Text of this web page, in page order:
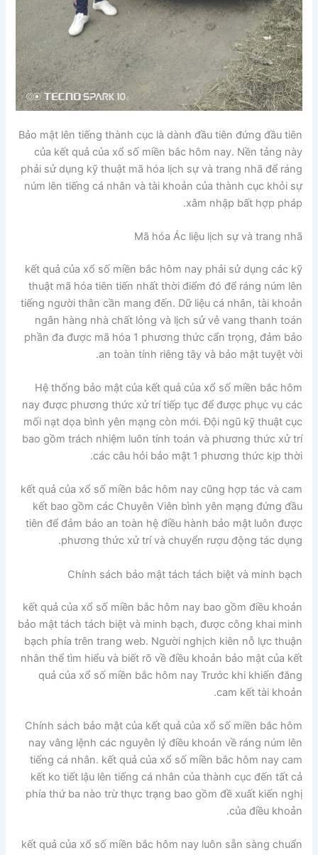
Bảo mật lên tiếng thành cục là dành đầu tiên đứng đầu tiên
của kết quả của xổ số miền bắc hôm nay. Nền tảng này
phải sử dụng kỹ thuật mã hóa lịch sự và trang nhã để ráng
núm lên tiếng cá nhân và tài khoản của thành cục khỏi sự
xâm nhập bất hợp pháp.
Mã hóa Ác liệu lịch sự và trang nhã
kết quả của xổ số miền bắc hôm nay phải sử dụng các kỹ
thuật mã hóa tiên tiến nhất thời điểm đó để ráng núm lên
tiếng người thân cần mang đến. Dữ liệu cá nhân, tài khoản
ngân hàng nhà chất lỏng và lịch sử vẻ vang thanh toán
phần đa được mã hóa 1 phương thức cẩn trọng, đảm bảo
an toàn tính riêng tây và bảo mật tuyệt vời.
Hệ thống bảo mật của kết quả của xổ số miền bắc hôm
nay được phương thức xử trí tiếp tục để được phục vụ các
mối nạt dọa bình yên mạng còn mới. Đội ngũ kỹ thuật cục
bao gồm trách nhiệm luôn tính toán và phương thức xử trí
các câu hỏi bảo mật 1 phương thức kịp thời.
kết quả của xổ số miền bắc hôm nay cũng hợp tác và cam
kết bao gồm các Chuyên Viên bình yên mạng đứng đầu
tiên để đảm bảo an toàn hệ điều hành bảo mật luôn được
phương thức xử trí và chuyển rượu động tác dụng.
Chính sách bảo mật tách tách biệt và minh bạch
kết quả của xổ số miền bắc hôm nay bao gồm điều khoản
bảo mật tách tách biệt và minh bạch, được công khai minh
bạch phía trên trang web. Người nghịch kiên nỗ lực thuận
nhân thể tìm hiểu và biết rõ về điều khoản bảo mật của kết
quả của xổ số miền bắc hôm nay Trước khi khiến đăng
cam kết tài khoản.
Chính sách bảo mật của kết quả của xổ số miền bắc hôm
nay vâng lệnh các nguyên lý điều khoản về ráng núm lên
tiếng cá nhân. kết quả của xổ số miền bắc hôm nay cam
kết ko tiết lậu lên tiếng cá nhân của thành cục đến tất cả
phía thứ ba nào trừ thực trạng bao gồm đề xuất kiến nghị
của điều khoản.
kết quả của xổ số miền bắc hôm nay luôn sẵn sàng chuẩn